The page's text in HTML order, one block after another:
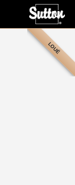
LOUÉ